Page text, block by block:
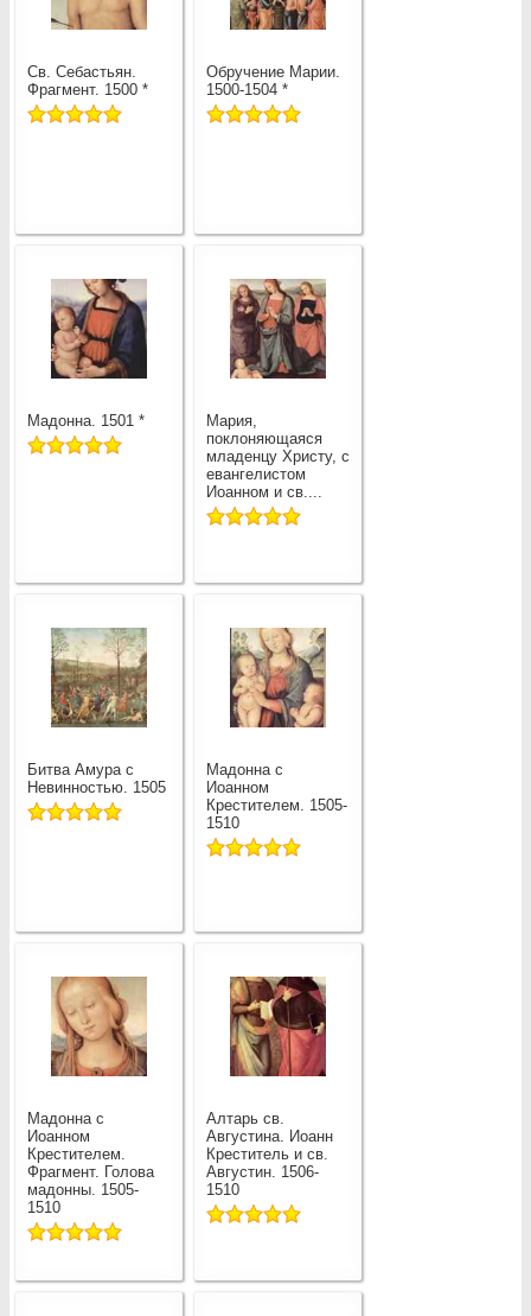
Св. Себастьян.
Фрагмент. 1500 *
Обручение Марии.
1500-1504 *
Мадонна. 1501 *
Мария,
поклоняющаяся
младенцу Христу, с
евангелистом
Иоанном и св....
Битва Амура с
Невинностью. 1505
Мадонна с
Иоанном
Крестителем. 1505-
1510
Мадонна с
Иоанном
Крестителем.
Фрагмент. Голова
мадонны. 1505-
1510
Алтарь св.
Августина. Иоанн
Креститель и св.
Августин. 1506-
1510